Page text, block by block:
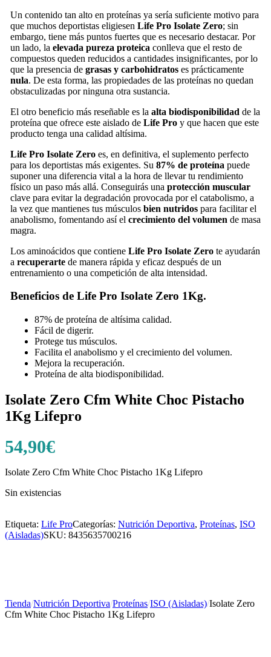
Un contenido tan alto en proteínas ya sería suficiente motivo para
que muchos deportistas eligiesen Life Pro Isolate Zero; sin
embargo, tiene más puntos fuertes que es necesario destacar. Por
un lado, la elevada pureza proteica conlleva que el resto de
compuestos queden reducidos a cantidades insignificantes, por lo
que la presencia de grasas y carbohidratoses prácticamente
nula. De esta forma, las propiedades de las proteínas no quedan
obstaculizadas por ninguna otra sustancia.
El otro beneficio más reseñable es la alta biodisponibilidad de la
proteína que ofrece este aislado de Life Proy que hacen que este
producto tenga una calidad altísima.
Life Pro Isolate Zeroes, en definitiva, el suplemento perfecto
para los deportistas más exigentes. Su 87% de proteína puede
suponer una diferencia vital a la hora de llevar tu rendimiento
físico un paso más allá. Conseguirás una protección muscular
clave para evitar la degradación provocada por el catabolismo, a
la vez que mantienes tus músculos bien nutridospara facilitar el
anabolismo, fomentando así el crecimiento del volumen de masa
magra.
Los aminoácidos que contiene Life Pro Isolate Zerote ayudarán
a recuperartede manera rápida y eficaz después de un
entrenamiento o una competición de alta intensidad.
Beneficios de Life Pro Isolate Zero 1Kg.
87% de proteína de altísima calidad.
Fácil de digerir.
Protege tus músculos.
Facilita el anabolismo y el crecimiento del volumen.
Mejora la recuperación.
Proteína de alta biodisponibilidad.
Isolate Zero Cfm White Choc Pistacho
1Kg Lifepro
54,90€
Isolate Zero Cfm White Choc Pistacho 1Kg Lifepro
Sin existencias
Etiqueta: Life ProCategorías: Nutrición Deportiva, Proteínas, ISO
(Aisladas)SKU: 8435635700216
Tienda/Nutrición Deportiva/Proteínas/ISO (Aisladas)/Isolate Zero
Cfm White Choc Pistacho 1Kg Lifepro